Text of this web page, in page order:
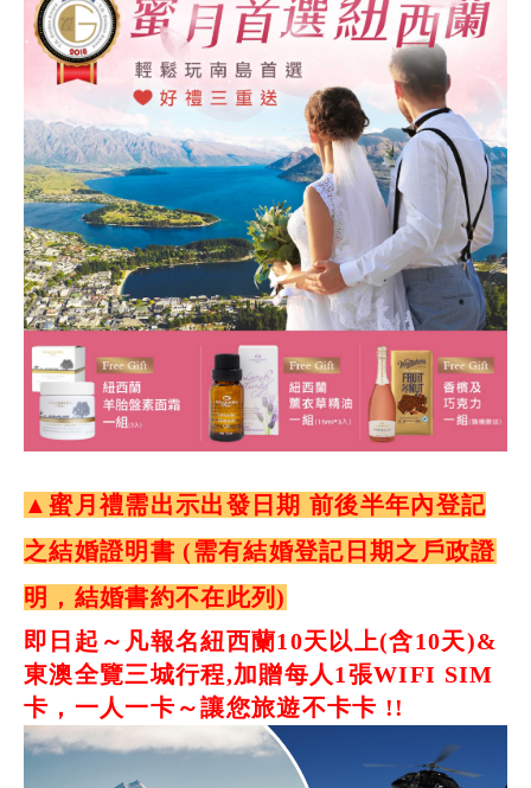
▲蜜月禮需出示出發日期 前後半年內登記
之結婚證明書 (需有結婚登記日期之戶政證
明，結婚書約不在此列)
即日起～凡報名紐西蘭10天以上(含10天)&
東澳全覽三城行程,加贈每人1張WIFI SIM
卡，一人一卡～讓您旅遊不卡卡 !!